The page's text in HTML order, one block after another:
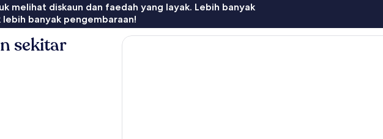
melihat diskaun dan faedah yang layak. Lebih banyak
lebih banyak pengembaraan!
sekitar